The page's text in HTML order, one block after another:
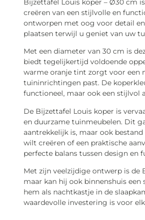
Bijzettafel Louis koper – Ø30 cm
creëren van een stijlvolle en
ontworpen met oog voor detail
plaatsen terwijl u geniet van uw
Met een diameter van 30 cm is
biedt tegelijkertijd voldoende
warme oranje tint zorgt voor een
tuininrichtingen past. De
functioneel, maar ook een stijlvol
De Bijzettafel Louis koper is
en duurzame tuinmeubelen. Dit
aantrekkelijk is, maar ook
wilt creëren of een praktische
perfecte balans tussen design en
Met zijn veelzijdige ontwerp is
maar kan hij ook binnenshuis
hem als nachtkastje in de
waardevolle investering is voor